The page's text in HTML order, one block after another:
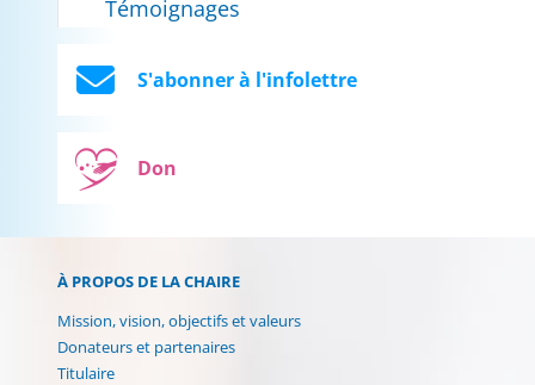
Témoignages
S'abonner à l'infolettre
Don
À PROPOS DE LA CHAIRE
Mission, vision, objectifs et valeurs
Donateurs et partenaires
Titulaire